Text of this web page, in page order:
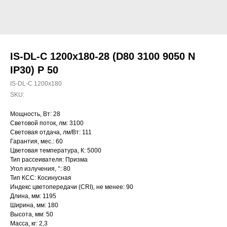
IS-DL-C 1200x180-28 (D80 3100 9050 N
IP30) P 50
IS-DL-C 1200x180
SKU:
Мощность, Вт: 28
Световой поток, лм: 3100
Световая отдача, лм/Вт: 111
Гарантия, мес.: 60
Цветовая температура, К: 5000
Тип рассеивателя: Призма
Угол излучения, °: 80
Тип КСС: Косинусная
Индекс цветопередачи (CRI), не менее: 90
Длина, мм: 1195
Ширина, мм: 180
Высота, мм: 50
Масса, кг: 2,3